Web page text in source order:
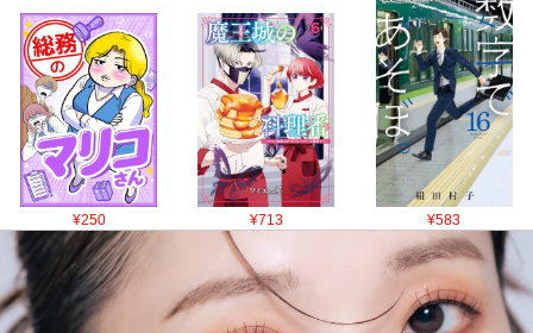
¥250 ¥713 ¥583